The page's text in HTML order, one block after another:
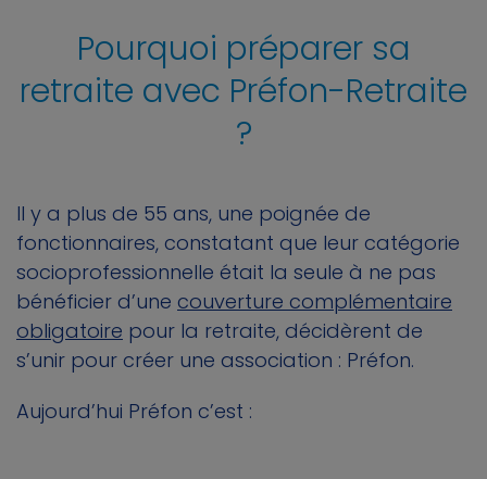
Pourquoi préparer sa
retraite avec Préfon-Retraite
?
Il y a plus de 55 ans, une poignée de
fonctionnaires, constatant que leur catégorie
socioprofessionnelle était la seule à ne pas
bénéficier d’une couverture complémentaire
obligatoire pour la retraite, décidèrent de
s’unir pour créer une association : Préfon.
Aujourd’hui Préfon c’est :